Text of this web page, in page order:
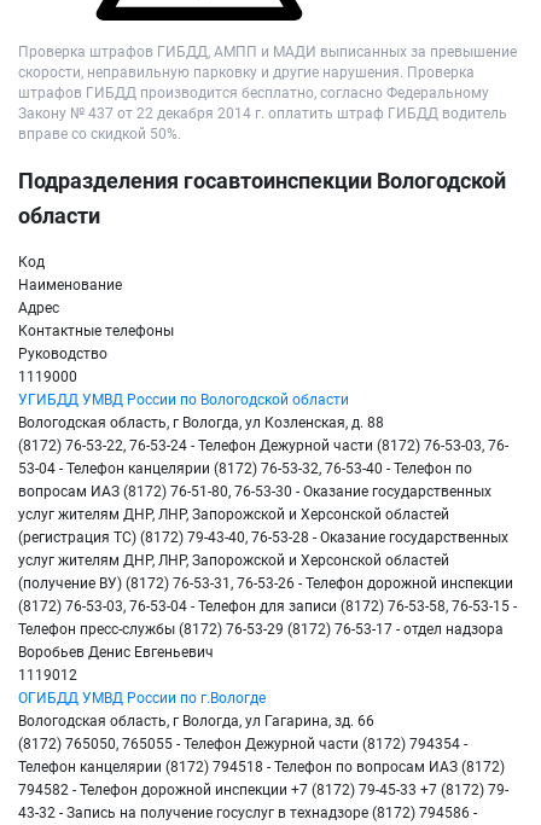
Проверка штрафов ГИБДД, АМПП и МАДИ выписанных за превышение
скорости, неправильную парковку и другие нарушения. Проверка
штрафов ГИБДД производится бесплатно, согласно Федеральному
Закону № 437 от 22 декабря 2014 г. оплатить штраф ГИБДД водитель
вправе со скидкой 50%.
Подразделения госавтоинспекции Вологодской
области
Код
Наименование
Адрес
Контактные телефоны
Руководство
1119000
УГИБДД УМВД России по Вологодской области
Вологодская область, г Вологда, ул Козленская, д. 88
(8172) 76-53-22, 76-53-24 - Телефон Дежурной части (8172) 76-53-03, 76-
53-04 - Телефон канцелярии (8172) 76-53-32, 76-53-40 - Телефон по
вопросам ИАЗ (8172) 76-51-80, 76-53-30 - Оказание государственных
услуг жителям ДНР, ЛНР, Запорожской и Херсонской областей
(регистрация ТС) (8172) 79-43-40, 76-53-28 - Оказание государственных
услуг жителям ДНР, ЛНР, Запорожской и Херсонской областей
(получение ВУ) (8172) 76-53-31, 76-53-26 - Телефон дорожной инспекции
(8172) 76-53-03, 76-53-04 - Телефон для записи (8172) 76-53-58, 76-53-15 -
Телефон пресc-службы (8172) 76-53-29 (8172) 76-53-17 - отдел надзора
Воробьев Денис Евгеньевич
1119012
ОГИБДД УМВД России по г.Вологде
Вологодская область, г Вологда, ул Гагарина, зд. 66
(8172) 765050, 765055 - Телефон Дежурной части (8172) 794354 -
Телефон канцелярии (8172) 794518 - Телефон по вопросам ИАЗ (8172)
794582 - Телефон дорожной инспекции +7 (8172) 79-45-33 +7 (8172) 79-
43-32 - Запись на получение госуслуг в технадзоре (8172) 794586 -